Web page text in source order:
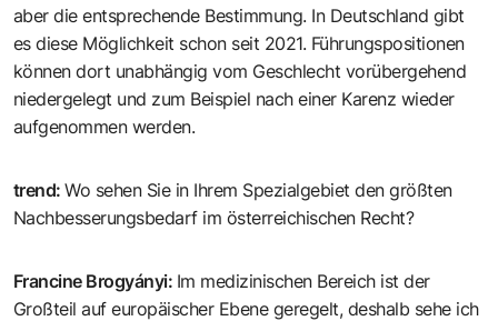
aber die entsprechende Bestimmung. In Deutschland gibt
es diese Möglichkeit schon seit 2021. Führungspositionen
können dort unabhängig vom Geschlecht vorübergehend
niedergelegt und zum Beispiel nach einer Karenz wieder
aufgenommen werden.
trend:Wo sehen Sie in Ihrem Spezialgebiet den größten
Nachbesserungsbedarf im österreichischen Recht?
Francine Brogyányi: Im medizinischen Bereich ist der
Großteil auf europäischer Ebene geregelt, deshalb sehe ich